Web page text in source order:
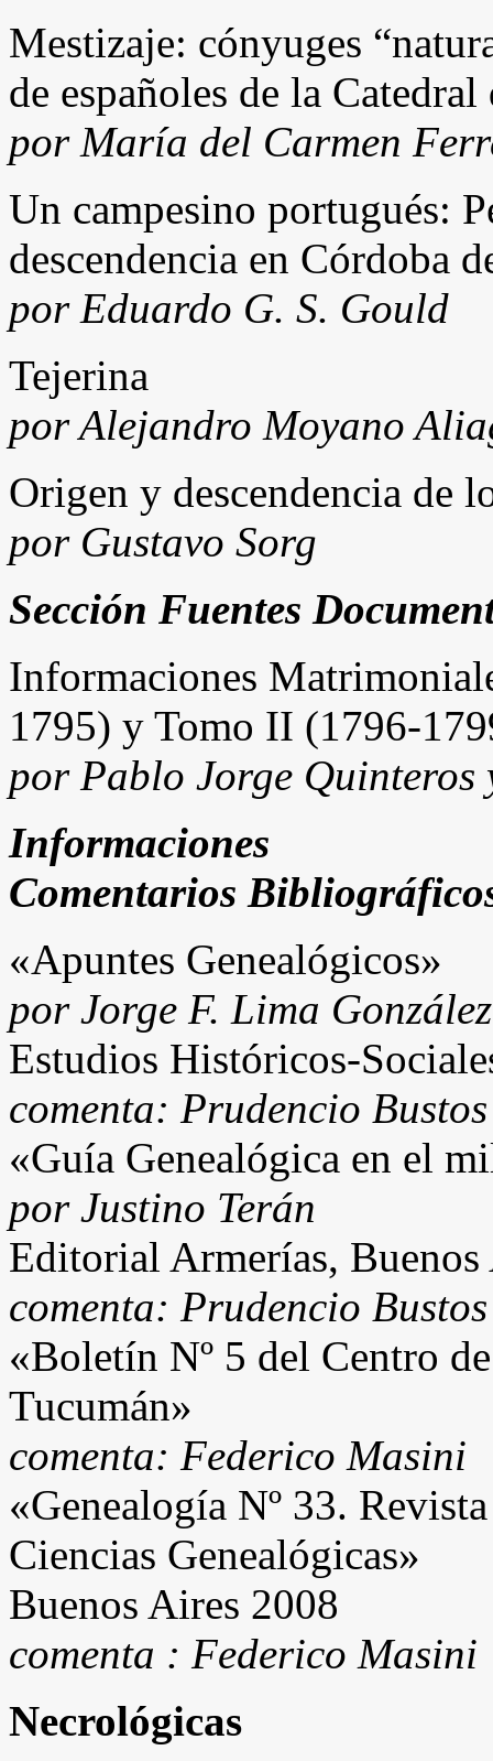
Mestizaje: cónyuges
de españoles de la
por María del Carmen
Un campesino portugués:
descendencia en Córdoba
por Eduardo G. S. Gould
Tejerina
por Alejandro Moyano
Origen y descendencia de
por Gustavo Sorg
Sección Fuentes
Informaciones
1795) y Tomo II (1796-
por Pablo Jorge
Informaciones
Comentarios
«Apuntes Genealógicos»
por Jorge F. Lima
Estudios Históricos-
comenta: Prudencio
«Guía Genealógica en el
por Justino Terán
Editorial Armerías, Buenos
comenta: Prudencio
«Boletín Nº 5 del Centro
Tucumán»
comenta: Federico Masini
«Genealogía Nº 33.
Ciencias Genealógicas»
Buenos Aires 2008
comenta : Federico Masini
Necrológicas